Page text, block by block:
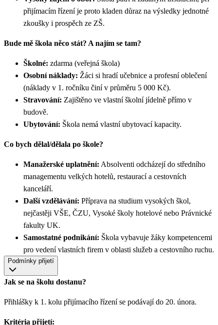
přijímacím řízení je proto kladen důraz na výsledky jednotné
zkoušky i prospěch ze ZŠ.
Bude mě škola něco stát? A najím se tam?
Školné: zdarma (veřejná škola)
Osobní náklady: Žáci si hradí učebnice a profesní oblečení
(náklady v 1. ročníku činí v průměru 5 000 Kč).
Stravování: Zajištěno ve vlastní školní jídelně přímo v
budově.
Ubytování: Škola nemá vlastní ubytovací kapacity.
Co bych dělal/dělala po škole?
Manažerské uplatnění: Absolventi odcházejí do středního
managementu velkých hotelů, restaurací a cestovních
kanceláří.
Další vzdělávání: Příprava na studium vysokých škol,
nejčastěji VŠE, ČZU, Vysoké školy hotelové nebo Právnické
fakulty UK.
Samostatné podnikání: Škola vybavuje žáky kompetencemi
pro vedení vlastních firem v oblasti služeb a cestovního ruchu.
Podmínky přijetí
Jak se na školu dostanu?
Přihlášky k 1. kolu přijímacího řízení se podávají do 20. února.
Kritéria přijetí: